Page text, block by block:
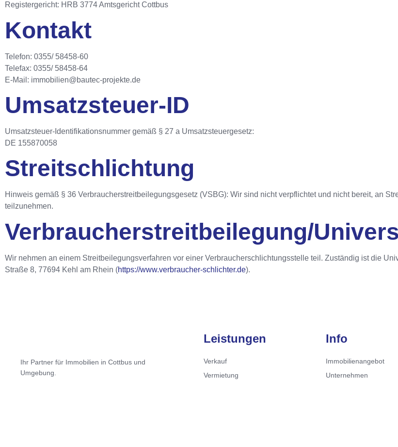
Registergericht: HRB 3774 Amtsgericht Cottbus
Kontakt
Telefon: 0355/ 58458-60
Telefax: 0355/ 58458-64
E-Mail: immobilien@bautec-projekte.de
Umsatzsteuer-ID
Umsatzsteuer-Identifikationsnummer gemäß § 27 a Umsatzsteuergesetz:
DE 155870058
Streitschlichtung
Hinweis gemäß § 36 Verbraucherstreitbeilegungsgesetz (VSBG): Wir sind nicht verpflichtet und nicht bereit, an
teilzunehmen.
Verbraucher­streit­beilegung/
Wir nehmen an einem Streitbeilegungsverfahren vor einer Verbraucherschlichtungsstelle teil. Zuständig ist die
Straße 8, 77694 Kehl am Rhein (https://www.verbraucher-schlichter.de).
Ihr Partner für Immobilien in Cottbus und
Umgebung.
Leistungen
Verkauf
Vermietung
Info
Immobilienangebot
Unternehmen